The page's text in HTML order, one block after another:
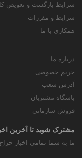
شرایط بازگشت و تعویض
شرایط و مقررات
همکاری با ما
درباره ما
حریم خصوصی
آدرس شعب
باشگاه مشتریان
فروش سازمانی
مشترک شوید تا آخرین
ما به شما تمامی اخبار